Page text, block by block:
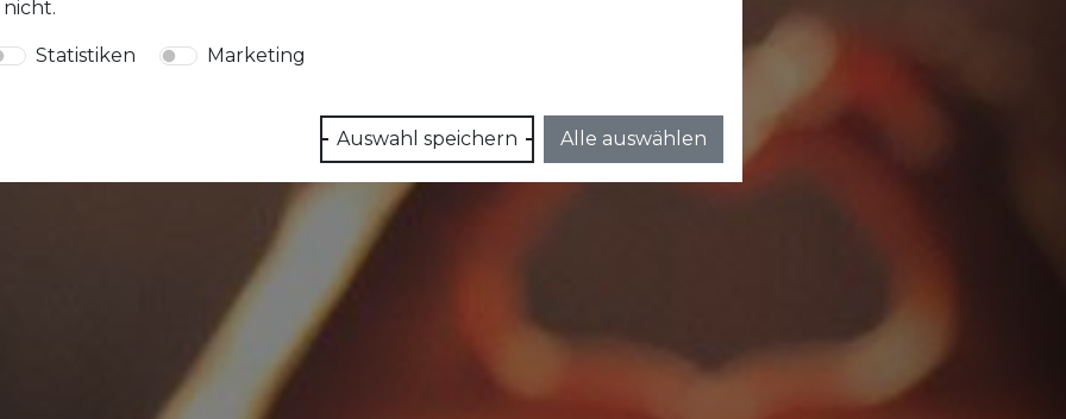
Statistiken Marketing
Auswahl speichern Alle auswählen